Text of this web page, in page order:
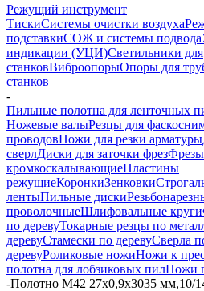
Режущий инструмент
ТискиСистемы очистки воздуха
подставкиСОЖ и системы подвода
индикации (УЦИ)Светильники для
станковВиброопорыОпоры для
станков
-
Пильные полотна для ленточных
Ножевые валыРезцы для
проводовНожи для резки арматуры
сверлДиски для заточки фрезФрезы
кромкоскалывающиеПластины
режущиеКоронкиЗенковки
лентыПильные диски
проволочныеШлифовальные круги
по деревуТокарные резцы по
деревуСтамески по деревуСверла
деревуРоликовые ножиНожи к
полотна для лобзиковых пилНожи
-Полотно M42 27х0,9х3035 мм,10/